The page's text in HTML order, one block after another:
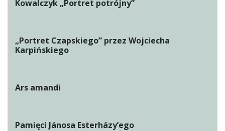
Kowalczyk „Portret potrójny”
„Portret Czapskiego” przez Wojciecha
Karpińskiego
Ars amandi
Pamięci Jánosa Esterházy’ego